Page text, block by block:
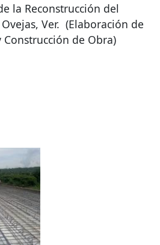
la Reconstrucción del
Ver. (Elaboración de
Construcción de Obra)